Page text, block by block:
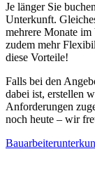
Je länger Sie
Unterkunft.
mehrere Monate
zudem mehr
diese Vorteile!
Falls bei den
dabei ist, erstellen
Anforderungen
noch heute – wir